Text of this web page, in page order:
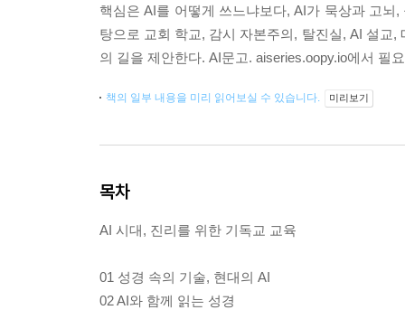
핵심은 AI를 어떻게 쓰느냐보다, AI가 묵상과 고
탕으로 교회 학교, 감시 자본주의, 탈진실, AI 설교
의 길을 제안한다. AI문고. aiseries.oopy.io에서 필
책의 일부 내용을 미리 읽어보실 수 있습니다. 미리보기
목차
AI 시대, 진리를 위한 기독교 교육
01 성경 속의 기술, 현대의 AI
02 AI와 함께 읽는 성경